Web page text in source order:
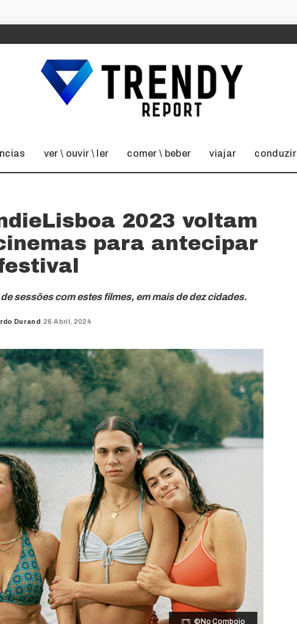
ver \ ouvir \ ler comer \ beber viajar conduzir
2023 voltam
para antecipar
sessões com estes filmes, em mais de dez cidades.
Durand 26 Abril, 2024
©No Comboio